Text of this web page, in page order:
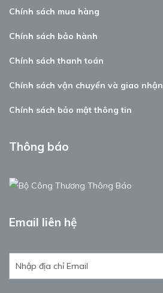
Chính sách mua hàng
Chính sách bảo hành
Chính sách thanh toán
Chính sách vận chuyển và giao nhận
Chính sách bảo mật thông tin
Thông báo
Email liên hệ